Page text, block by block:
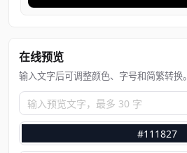
在线预览
输入文字后可调整颜色、字号和简繁转换。
输入预览文字，最多 30 字
#111827